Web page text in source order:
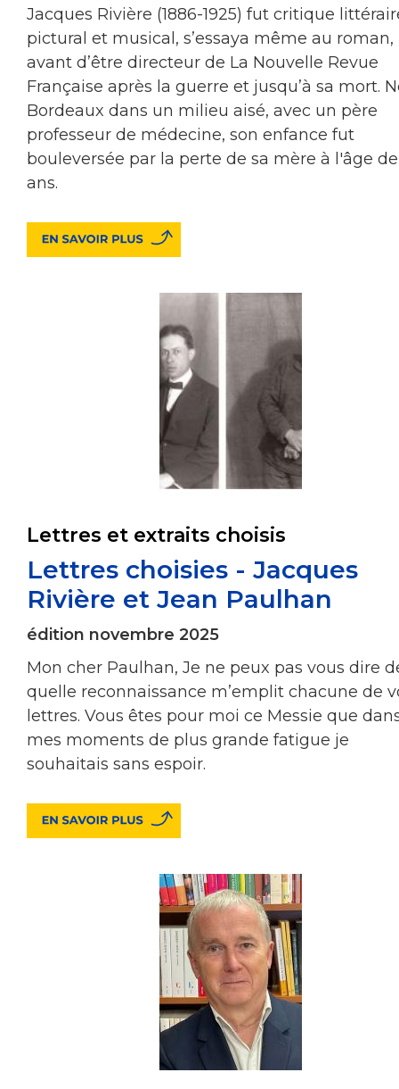
Jacques Rivière (1886-1925) fut critique
pictural et musical, s’essaya même au roman,
avant d’être directeur de La Nouvelle Revue
Française après la guerre et jusqu’à sa mort.
Bordeaux dans un milieu aisé, avec un père
professeur de médecine, son enfance fut
bouleversée par la perte de sa mère à l'âge
ans.
Lettres et extraits choisis
Lettres choisies - Jacques
Rivière et Jean Paulhan
édition novembre 2025
Mon cher Paulhan, Je ne peux pas vous dire
quelle reconnaissance m’emplit chacune de
lettres. Vous êtes pour moi ce Messie que
mes moments de plus grande fatigue je
souhaitais sans espoir.